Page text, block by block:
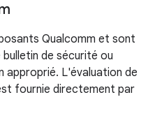
Qualcomm et sont
de sécurité ou
approprié. L'évaluation de
fournie directement par